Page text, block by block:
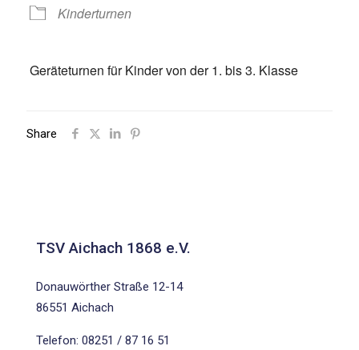
Kinderturnen
Geräteturnen für Kinder von der 1. bis 3. Klasse
Share
TSV Aichach 1868 e.V.
Donauwörther Straße 12-14
86551 Aichach
Telefon: 08251 / 87 16 51